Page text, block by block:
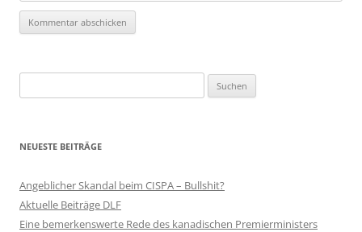
nach:
NEUESTE BEITRÄGE
Angeblicher Skandal beim CISPA – Bullshit?
Aktuelle Beiträge DLF
Eine bemerkenswerte Rede des kanadischen Premierministers